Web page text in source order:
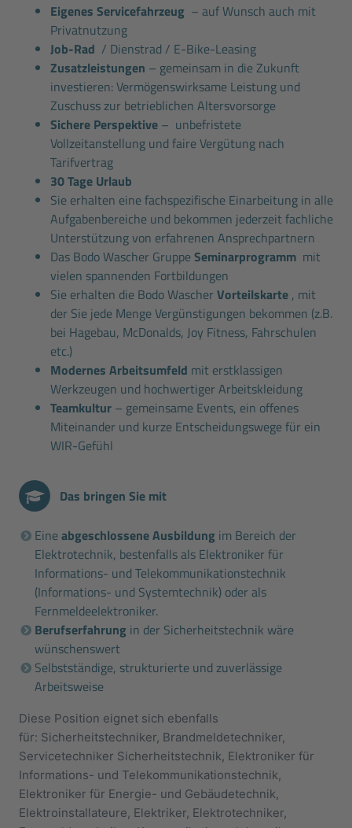
Eigenes Servicefahrzeug – auf Wunsch auch mit
Privatnutzung
Job-Rad / Dienstrad / E-Bike-Leasing
Zusatzleistungen – gemeinsam in die Zukunft
investieren: Vermögenswirksame Leistung und
Zuschuss zur betrieblichen Altersvorsorge
Sichere Perspektive – unbefristete
Vollzeitanstellung und faire Vergütung nach
Tarifvertrag
30 Tage Urlaub
Sie erhalten eine fachspezifische Einarbeitung in alle
Aufgabenbereiche und bekommen jederzeit fachliche
Unterstützung von erfahrenen Ansprechpartnern
Das Bodo Wascher GruppeSeminarprogramm mit
vielen spannenden Fortbildungen
Sie erhalten die Bodo Wascher Vorteilskarte , mit
der Sie jede Menge Vergünstigungen bekommen (z.B.
bei Hagebau, McDonalds, Joy Fitness, Fahrschulen
etc.)
Modernes Arbeitsumfeld mit erstklassigen
Werkzeugen und hochwertiger Arbeitskleidung
Teamkultur – gemeinsame Events, ein offenes
Miteinander und kurze Entscheidungswege für ein
WIR-Gefühl
Das bringen Sie mit
Eineabgeschlossene Ausbildung im Bereich der
Elektrotechnik, bestenfalls als Elektroniker für
Informations- und Telekommunikationstechnik
(Informations- und Systemtechnik) oder als
Fernmeldeelektroniker.
Berufserfahrung in der Sicherheitstechnik wäre
wünschenswert
Selbstständige, strukturierte und zuverlässige
Arbeitsweise
Diese Position eignet sich ebenfalls
für: Sicherheitstechniker, Brandmeldetechniker,
Servicetechniker Sicherheitstechnik, Elektroniker für
Informations- und Telekommunikationstechnik,
Elektroniker für Energie- und Gebäudetechnik,
Elektroinstallateure, Elektriker, Elektrotechniker,